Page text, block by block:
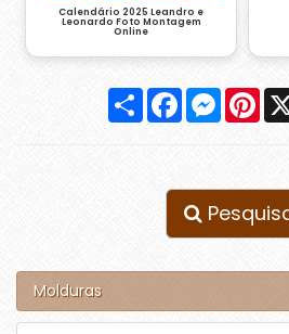
Calendário 2025 Leandro e
Leonardo Foto Montagem
Online
Compartilhar
Facebook
Molduras